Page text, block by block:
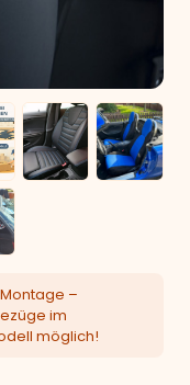
–
im
möglich!